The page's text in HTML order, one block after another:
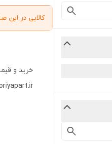
کالایی در
خرید و